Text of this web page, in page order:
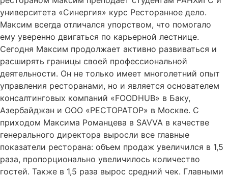
университета «Синергия» курс Ресторанное дело.
Максим всегда отличался упорством, что помогало
ему уверенно двигаться по карьерной лестнице.
Сегодня Максим продолжает активно развиваться и
расширять границы своей профессиональной
деятельности. Он не только имеет многолетний опыт
управления ресторанами, но и является основателем
консалтинговых компаний «FOODHUB» в Баку,
Азербайджан и ООО «РЕСТОРАТОР» в Москве. С
приходом Максима Романцева в SAVVA в качестве
генерального директора выросли все главные
показатели ресторана: объем продаж увеличился в 1,5
раза, пропорционально увеличилось количество
гостей. Также в 1,5 раза вырос средний чек. Главными